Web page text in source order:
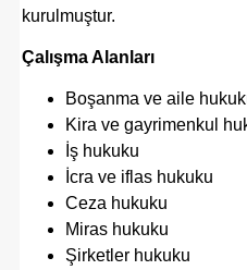
kurulmuştur.
Çalışma Alanları
Boşanma ve aile
Kira ve gayrimenkul
İş hukuku
İcra ve iflas hukuku
Ceza hukuku
Miras hukuku
Şirketler hukuku